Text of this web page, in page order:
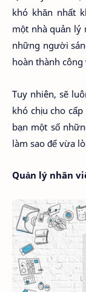
khó khăn nhất
một nhà quản lý
những người
hoàn thành công
Tuy nhiên, sẽ
khó chịu cho
bạn một số
làm sao để vừa
Quản lý nhân